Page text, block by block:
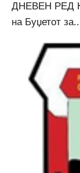
ДНЕВЕН РЕД
на Буџетот за